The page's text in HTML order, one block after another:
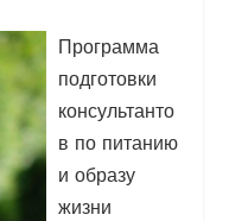
Программа
подготовки
консультанто
в по питанию
и образу
жизни